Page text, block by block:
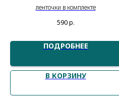
ленточки в комплекте
590 р.
ПОДРОБНЕЕ
В КОРЗИНУ